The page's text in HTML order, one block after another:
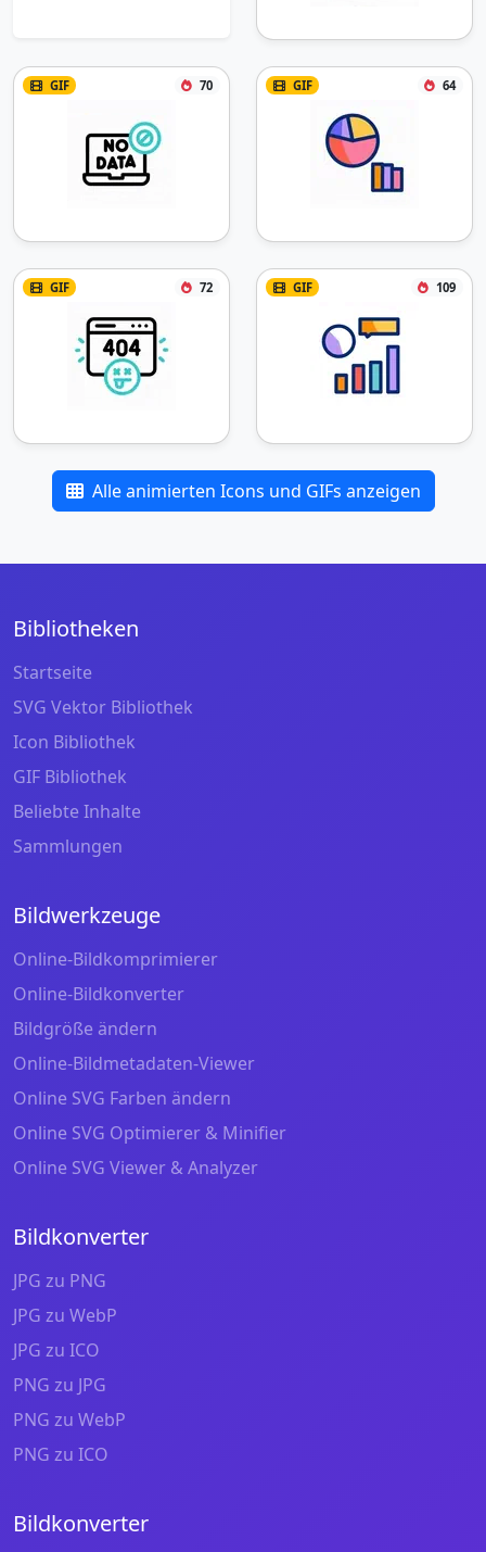
GIF 70 GIF 64
GIF 72 GIF 109
Alle animierten Icons und GIFs anzeigen
Bibliotheken
Startseite
SVG Vektor Bibliothek
Icon Bibliothek
GIF Bibliothek
Beliebte Inhalte
Sammlungen
Bildwerkzeuge
Online-Bildkomprimierer
Online-Bildkonverter
Bildgröße ändern
Online-Bildmetadaten-Viewer
Online SVG Farben ändern
Online SVG Optimierer & Minifier
Online SVG Viewer & Analyzer
Bildkonverter
JPG zu PNG
JPG zu WebP
JPG zu ICO
PNG zu JPG
PNG zu WebP
PNG zu ICO
Bildkonverter